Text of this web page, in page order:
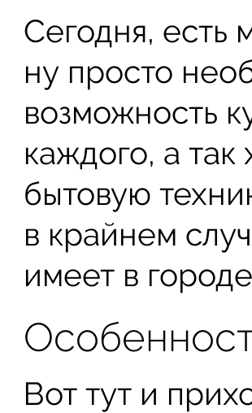
Сегодня, есть
ну просто
возможность
каждого, а
бытовую
в крайнем
имеет в
Вот тут и